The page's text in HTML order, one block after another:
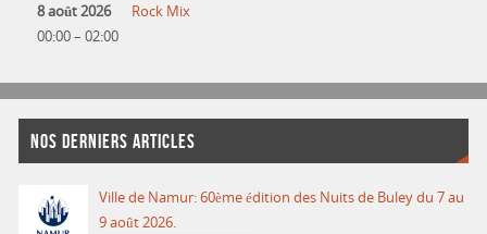
8 août 2026
00:00– 02:00
Rock Mix
NOS DERNIERS ARTICLES
Ville de Namur: 60ème édition des Nuits de Buley du 7 au
9 août 2026.